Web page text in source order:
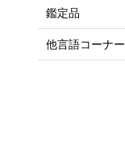
鑑定品
他言語コーナー